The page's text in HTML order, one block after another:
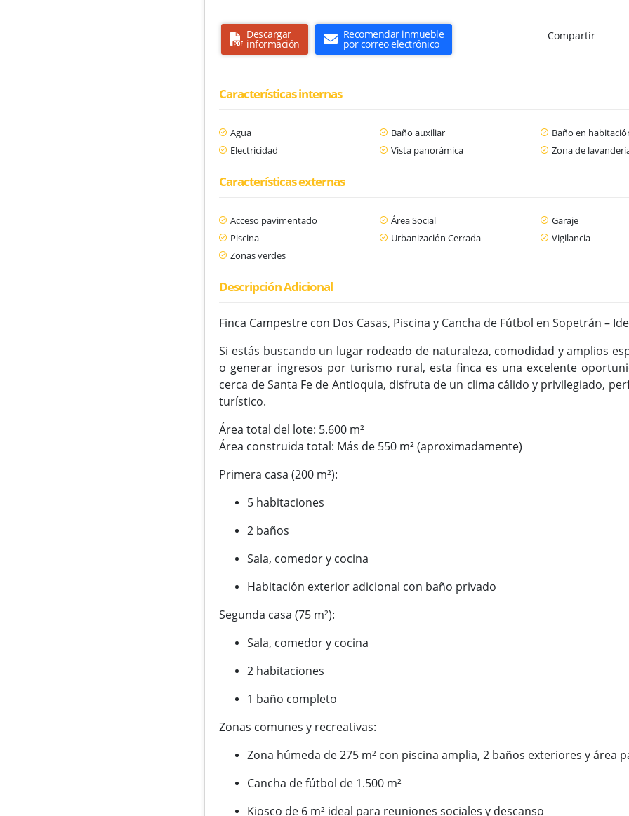
Descargar
información
Recomendar inmueble
por correo electrónico
Compartir
Características internas
Agua Baño auxiliar Baño en
Electricidad
Vista panorámica Zona de
Características externas
Acceso pavimentado Área Social Garaje
Piscina
Urbanización Cerrada Vigilancia
Zonas verdes
Descripción Adicional
Finca Campestre con Dos Casas, Piscina y Cancha de Fútbol en Sopetrán –
Si estás buscando un lugar rodeado de naturaleza, comodidad y amplios
o generar ingresos por turismo rural, esta finca es una excelente
cerca de Santa Fe de Antioquia, disfruta de un clima cálido y privilegiado,
turístico.
Área total del lote: 5.600 m²
Área construida total: Más de 550 m² (aproximadamente)
Primera casa (200 m²):
5 habitaciones
2 baños
Sala, comedor y cocina
Habitación exterior adicional con baño privado
Segunda casa (75 m²):
Sala, comedor y cocina
2 habitaciones
1 baño completo
Zonas comunes y recreativas:
Zona húmeda de 275 m² con piscina amplia, 2 baños exteriores y área
Cancha de fútbol de 1.500 m²
Kiosco de 6 m² ideal para reuniones sociales y descanso